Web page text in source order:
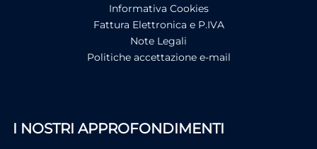
Informativa Cookies
Fattura Elettronica e P.IVA
Note Legali
Politiche accettazione e-mail
I NOSTRI APPROFONDIMENTI